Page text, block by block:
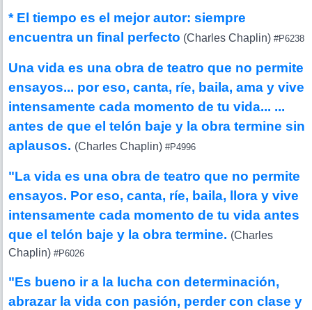
* El tiempo es el mejor autor: siempre
encuentra un final perfecto (Charles Chaplin) #P6238
Una vida es una obra de teatro que no permite
ensayos... por eso, canta, ríe, baila, ama y vive
intensamente cada momento de tu vida... ...
antes de que el telón baje y la obra termine sin
aplausos. (Charles Chaplin) #P4996
"La vida es una obra de teatro que no permite
ensayos. Por eso, canta, ríe, baila, llora y vive
intensamente cada momento de tu vida antes
que el telón baje y la obra termine. (Charles
Chaplin) #P6026
"Es bueno ir a la lucha con determinación,
abrazar la vida con pasión, perder con clase y